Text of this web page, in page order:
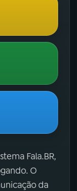
Fala.BR,
O
da